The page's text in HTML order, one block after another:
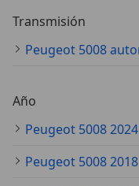
Transmisión
Año
Peugeot 5008 2024
Peugeot 5008 2018